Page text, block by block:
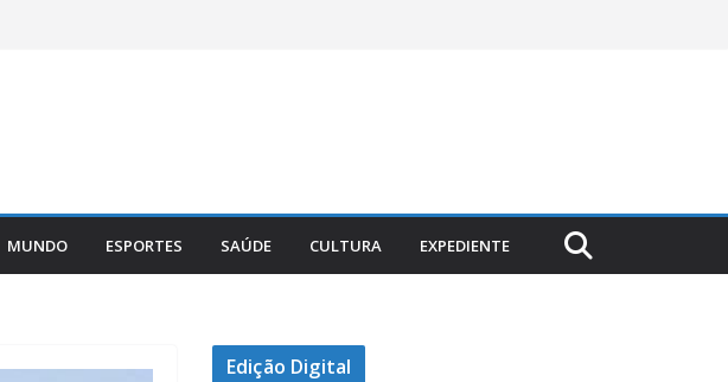
MUNDO ESPORTES SAÚDE CULTURA EXPEDIENTE
Edição Digital